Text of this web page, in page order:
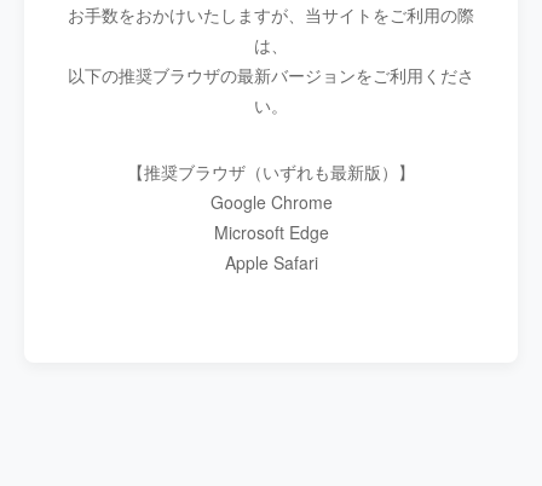
お手数をおかけいたしますが、当サイトをご利用の際
は、
以下の推奨ブラウザの最新バージョンをご利用くださ
い。
【推奨ブラウザ（いずれも最新版）】
Google Chrome
Microsoft Edge
Apple Safari